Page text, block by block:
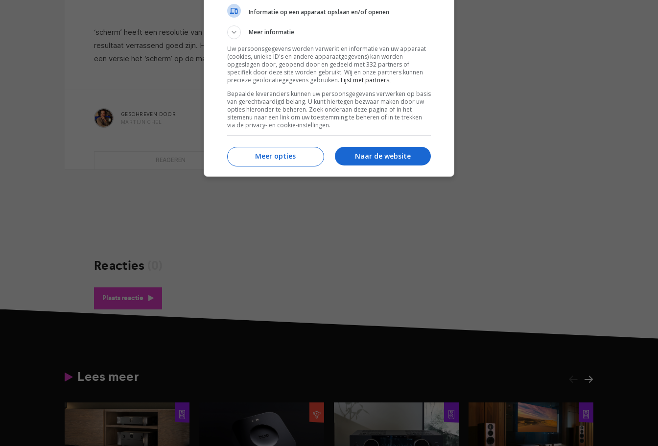
Het
‘scherm’ heeft een resolutie van 96 x 128 pixels, nog niet erg hoog dus. Toch zou het
resultaat verrassend goed zijn. Het betreft een prototype, en Sony is nog niet van plan
een versie het ‘scherm’ op de markt te gaan brengen.
GESCHREVEN DOOR
MARTIJN CHEL
REAGEREN REACTIES (0)
Reacties
Plaats reactie
Lees meer
Informatie op een apparaat opslaan en/of openen
Meer informatie
Uw persoonsgegevens worden verwerkt en informatie van uw apparaat
(cookies, unieke ID's en andere apparaatgegevens) kan worden
opgeslagen door, geopend door en gedeeld met 332 partners of
specifiek door deze site worden gebruikt. Wij en onze partners kunnen
precieze geolocatiegegevens gebruiken. Lijst met partners.
Bepaalde leveranciers kunnen uw persoonsgegevens verwerken op basis
van gerechtvaardigd belang. U kunt hiertegen bezwaar maken door uw
opties hieronder te beheren. Zoek onderaan deze pagina of in het
sitemenu naar een link om uw toestemming te beheren of in te trekken
via de privacy- en cookie-instellingen.
Naar de website
Meer opties